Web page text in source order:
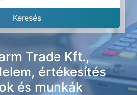
Trade Kft.,
értékesítés
és munkák